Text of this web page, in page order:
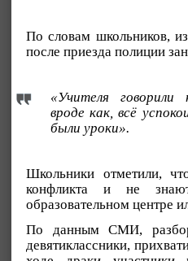
По словам школьников,
после приезда полиции
«Учителя
вроде как, всё
были уроки».
Школьники отметили,
конфликта и не
образовательном центре
По данным СМИ,
девятиклассники,